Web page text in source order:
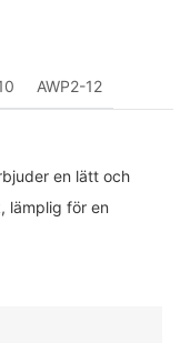
AWP2-12
en lätt och
lämplig för en